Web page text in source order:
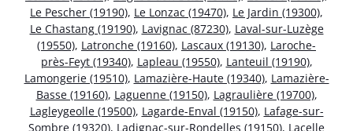
Le Pescher (19190), Le Lonzac (19470), Le Jardin (19300),
Le Chastang (19190), Lavignac (87230), Laval-sur-Luzège
(19550), Latronche (19160), Lascaux (19130), Laroche-
près-Feyt (19340), Lapleau (19550), Lanteuil (19190),
Lamongerie (19510), Lamazière-Haute (19340), Lamazière-
Basse (19160), Laguenne (19150), Lagraulière (19700),
Lagleygeolle (19500), Lagarde-Enval (19150), Lafage-sur-
Sombre (19320), Ladignac-sur-Rondelles (19150), Lacelle